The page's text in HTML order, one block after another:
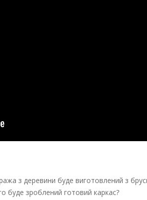
з деревини буде виготовлений з
буде зроблений готовий каркас?